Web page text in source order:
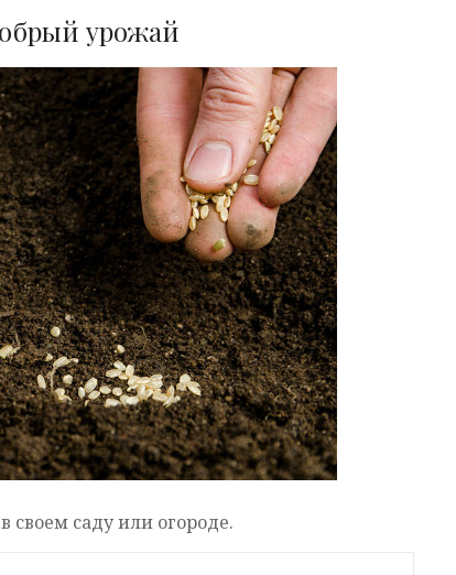
урожай
своем саду или огороде.